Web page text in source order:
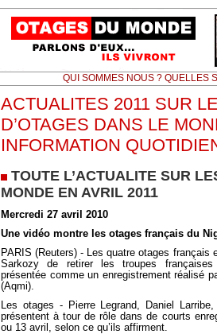
QUI SOMMES NOUS ? QUELLES
ACTUALITES 2011 SUR
D’OTAGES DANS LE
INFORMATION
TOUTE L’ACTUALITE SUR
MONDE EN AVRIL 2011
Mercredi 27 avril 2010
Une vidéo montre les otages français du
PARIS (Reuters) - Les quatre otages français
Sarkozy de retirer les troupes françaises
présentée comme un enregistrement réalisé
(Aqmi).
Les otages - Pierre Legrand, Daniel
présentent à tour de rôle dans de courts
ou 13 avril, selon ce qu’ils affirment.